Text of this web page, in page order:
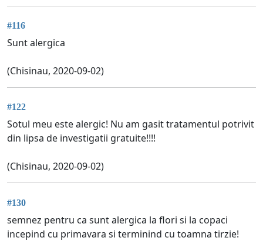
#116
Sunt alergica
(Chisinau, 2020-09-02)
#122
Sotul meu este alergic! Nu am gasit tratamentul potrivit
din lipsa de investigatii gratuite!!!!
(Chisinau, 2020-09-02)
#130
semnez pentru ca sunt alergica la flori si la copaci
incepind cu primavara si terminind cu toamna tirzie!